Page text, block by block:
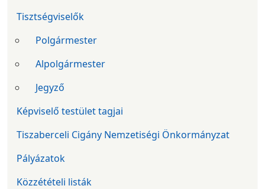
Tisztségviselők
Polgármester
Alpolgármester
Jegyző
Képviselő testület tagjai
Tiszaberceli Cigány Nemzetiségi Önkormányzat
Pályázatok
Közzétételi listák